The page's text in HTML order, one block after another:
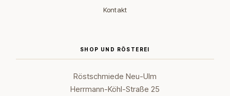
Kontakt
SHOP UND RÖSTEREI
Röstschmiede Neu-Ulm
Herrmann-Köhl-Straße 25